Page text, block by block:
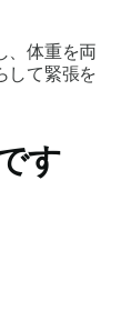
、体重を両
して緊張を
す